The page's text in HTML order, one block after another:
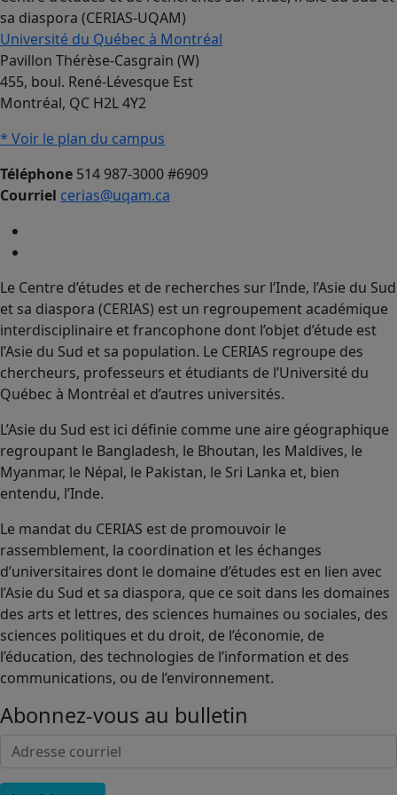
sa diaspora (CERIAS-UQAM)
Université du Québec à Montréal
Pavillon Thérèse-Casgrain (W)
455, boul. René-Lévesque Est
Montréal, QC H2L 4Y2
* Voir le plan du campus
Téléphone 514 987-3000 #6909
Courriel cerias@uqam.ca
Le Centre d’études et de recherches sur l’Inde, l’Asie du Sud
et sa diaspora (CERIAS) est un regroupement académique
interdisciplinaire et francophone dont l’objet d’étude est
l’Asie du Sud et sa population. Le CERIAS regroupe des
chercheurs, professeurs et étudiants de l’Université du
Québec à Montréal et d’autres universités.
L’Asie du Sud est ici définie comme une aire géographique
regroupant le Bangladesh, le Bhoutan, les Maldives, le
Myanmar, le Népal, le Pakistan, le Sri Lanka et, bien
entendu, l’Inde.
Le mandat du CERIAS est de promouvoir le
rassemblement, la coordination et les échanges
d’universitaires dont le domaine d’études est en lien avec
l’Asie du Sud et sa diaspora, que ce soit dans les domaines
des arts et lettres, des sciences humaines ou sociales, des
sciences politiques et du droit, de l’économie, de
l’éducation, des technologies de l’information et des
communications, ou de l’environnement.
Abonnez-vous au bulletin